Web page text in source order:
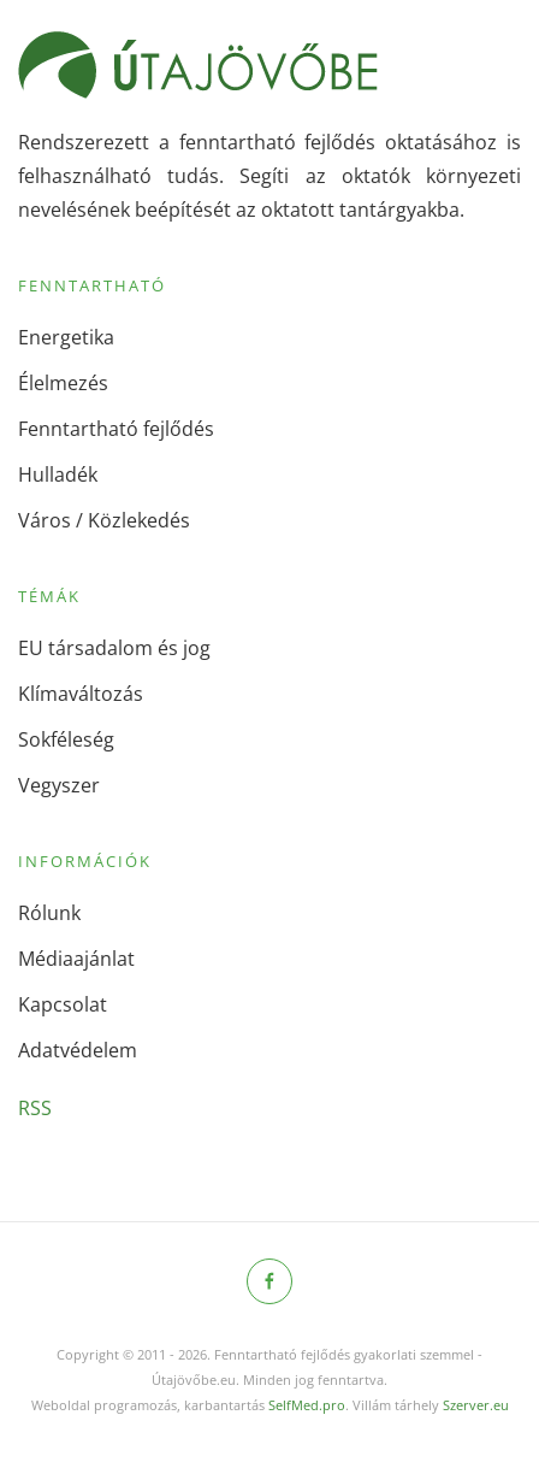
Rendszerezett a fenntartható fejlődés oktatásához is
felhasználható tudás. Segíti az oktatók környezeti
nevelésének beépítését az oktatott tantárgyakba.
FENNTARTHATÓ
Energetika
Élelmezés
Fenntartható fejlődés
Hulladék
Város / Közlekedés
TÉMÁK
EU társadalom és jog
Klímaváltozás
Sokféleség
Vegyszer
INFORMÁCIÓK
Rólunk
Médiaajánlat
Kapcsolat
Adatvédelem
RSS
Copyright © 2011 - 2026. Fenntartható fejlődés gyakorlati szemmel -
Útajövőbe.eu. Minden jog fenntartva.
Weboldal programozás, karbantartás SelfMed.pro. Villám tárhely Szerver.eu